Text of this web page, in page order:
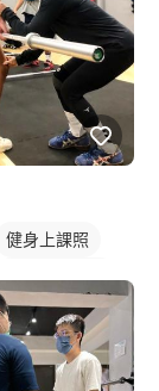
健身上課照
重訓課程